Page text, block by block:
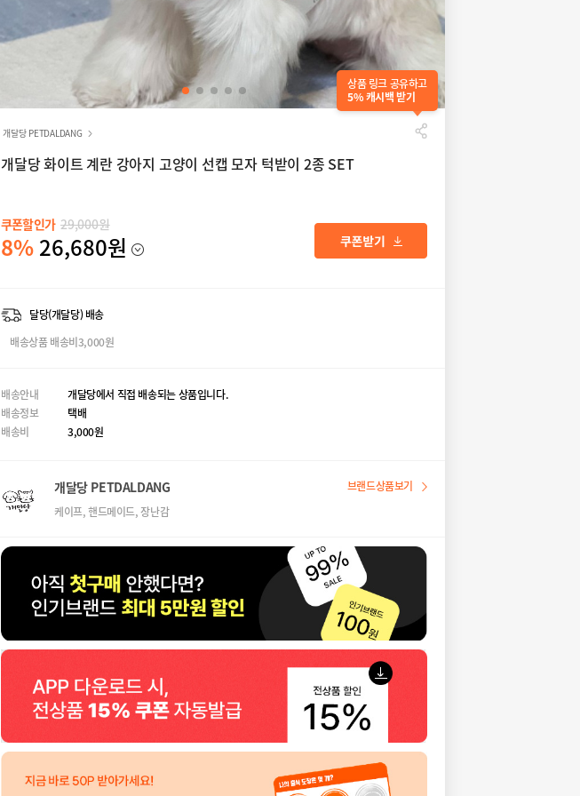
상품 링크 공유하고
5% 캐시백 받기
개달당 PETDALDANG
개달당 화이트 계란 강아지 고양이 선캡 모자 턱받이 2종 SET
쿠폰할인가 29,000원
8% 26,680원
달당(개달당) 배송
배송상품 배송비3,000원
배송안내
개달당에서 직접 배송되는 상품입니다.
배송정보
택배
배송비
3,000원
개달당 PETDALDANG
케이프, 핸드메이드, 장난감
브랜드상품보기